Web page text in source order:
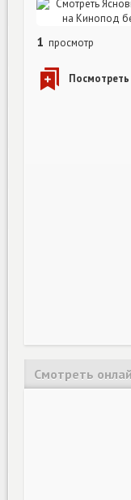
1 просмотр
Смотреть